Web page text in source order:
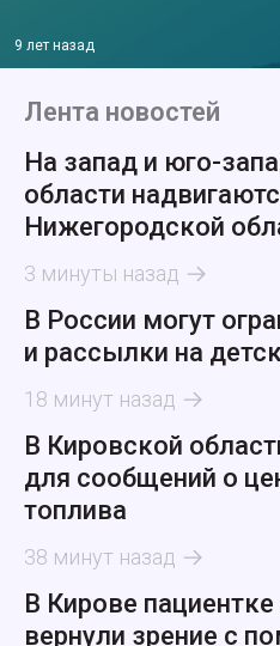
9 лет назад
Лента новостей
На запад и юго-
области
Нижегородской
3 минуты назад
В России могут
и рассылки на
18 минут назад
В Кировской
для сообщений о
топлива
38 минут назад
В Кирове
вернули зрение с